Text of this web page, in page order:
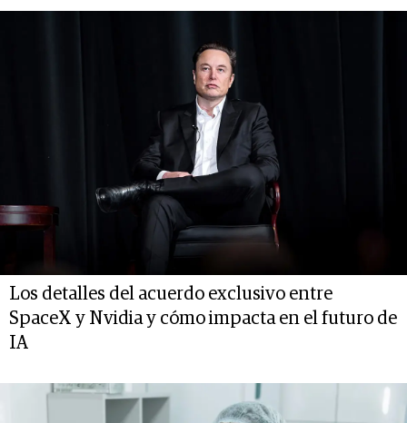
Los detalles del acuerdo exclusivo entre
SpaceX y Nvidia y cómo impacta en el futuro de
IA